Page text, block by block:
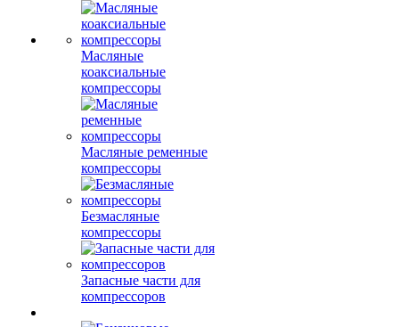
Масляные
коаксиальные
компрессоры
Масляные ременные
компрессоры
Безмасляные
компрессоры
Запасные части для
компрессоров